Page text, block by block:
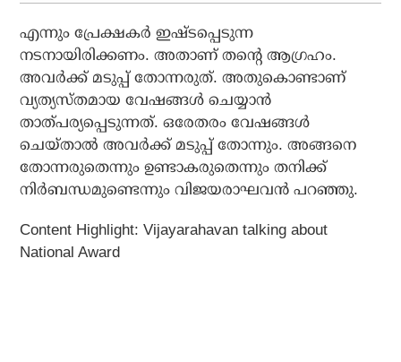
എന്നും പ്രേക്ഷകർ ഇഷ്ടപ്പെടുന്ന
നടനായിരിക്കണം. അതാണ് തന്റെ ആഗ്രഹം.
അവർക്ക് മടുപ്പ് തോന്നരുത്. അതുകൊണ്ടാണ്
വ്യത്യസ്തമായ വേഷങ്ങൾ ചെയ്യാൻ
താത്പര്യപ്പെടുന്നത്. ഒരേതരം വേഷങ്ങൾ
ചെയ്താൽ അവർക്ക് മടുപ്പ് തോന്നും. അങ്ങനെ
തോന്നരുതെന്നും ഉണ്ടാകരുതെന്നും തനിക്ക്
നിർബന്ധമുണ്ടെന്നും വിജയരാഘവൻ പറഞ്ഞു.
Content Highlight: Vijayarahavan talking about
National Award